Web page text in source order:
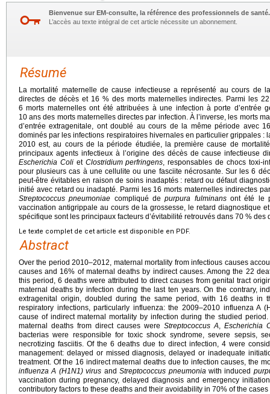
Bienvenue sur EM-consulte, la référence des professionnels de santé.
L’accès au texte intégral de cet article nécessite un abonnement.
Résumé
La mortalité maternelle de cause infectieuse a représenté au cours de
directes de décès et 16 % des morts maternelles indirectes. Parmi les
6 morts maternelles ont été attribuées à une infection à porte d’entrée
10 ans des morts maternelles directes par infection. À l’inverse, les morts
d’entrée extragenitale, ont doublé au cours de la même période avec
dominés par les infections respiratoires hivernales en particulier grippales :
2010 est, au cours de la période étudiée, la première cause de
principaux agents infectieux à l’origine des décès de cause infectieuse
Escherichia Coliet Clostridium perfringens , responsables de chocs toxi-
pour plusieurs cas à une cellulite ou une fasciite nécrosante. Sur les 6
peut-être évitables en raison de soins inadaptés : retard ou défaut
initié avec retard ou inadapté. Parmi les 16 morts maternelles indirectes
Streptococcus pneumoniae compliqué depurpura fulminansont été le
vaccination antigrippale au cours de la grossesse, le retard diagnostique
spécifique sont les principaux facteurs d’évitabilité retrouvés dans 70 % des
Le texte complet de cet article est disponible en PDF.
Abstract
Over the period 2010–2012, maternal mortality from infectious causes
causes and 16% of maternal deaths by indirect causes. Among the 22
this period, 6 deaths were attributed to direct causes from genital tract
maternal deaths by infection during the last ten years. On the contrary,
extragenital origin, doubled during the same period, with 16 deaths in
respiratory infections, particularly influenza: the 2009–2010 influenza A
cause of indirect maternal mortality by infection during the studied
maternal deaths from direct causes were Streptococcus A
Escherichia
bacterias were responsible for toxic shock syndrome, severe sepsis,
necrotizing fasciitis. Of the 6 deaths due to direct infection, 4 were
management: delayed or missed diagnosis, delayed or inadequate
treatment. Of the 16 indirect maternal deaths due to infection causes, the
influenza A (H1N1) virus andStreptococcus pneumonia with induced
vaccination during pregnancy, delayed diagnosis and emergency
contributory factors to these deaths and their avoidability in 70% of the